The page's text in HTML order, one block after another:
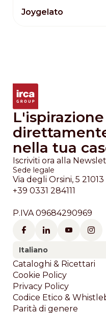
Joygelato
L'ispirazione
nella tua
Iscriviti ora alla
Sede legale
Via degli Orsini, 5
+39 0331 284111
P.IVA 09684290969
Italiano
Footer
Cataloghi & Ricettari
Cookie Policy
Privacy Policy
Codice Etico &
Parità di genere